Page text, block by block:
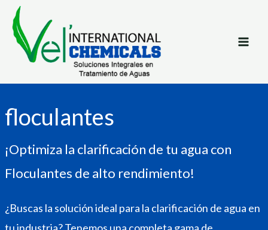
contenido
floculantes
¡Optimiza la clarificación de tu agua con
Floculantes de alto rendimiento!
¿Buscas la solución ideal para la clarificación de agua en
tu industria? Tenemos una completa gama de